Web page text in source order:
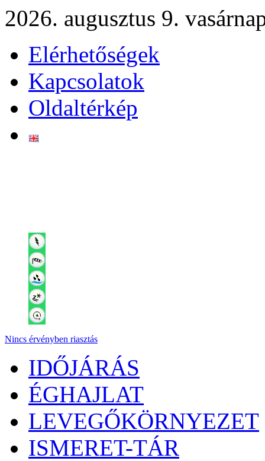
2026. augusztus 9.
Elérhetőségek
Kapcsolatok
Oldaltérkép
Nincs érvényben riasztás
IDŐJÁRÁS
ÉGHAJLAT
LEVEGŐKÖRNYEZET
ISMERET-TÁR